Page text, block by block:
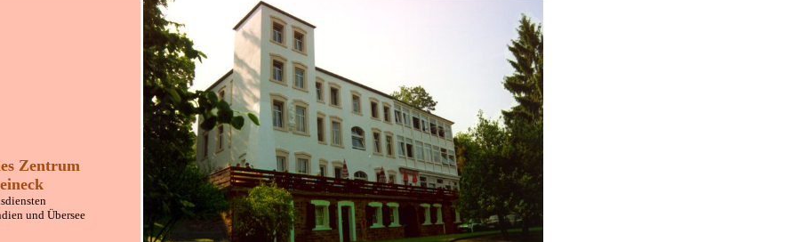
Zentrum
und Übersee